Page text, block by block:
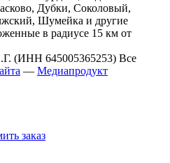
Дубки, Соколовый,
Шумейка и другие
в радиусе 15 км от
(ИНН 645005365253) Все
— Медиапродукт
заказ